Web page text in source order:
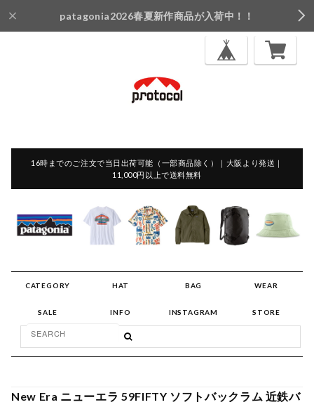
patagonia2026春夏新作商品が入荷中！！
16時までのご注文で当日出荷可能（一部商品除く）｜大阪より発送｜
11,000円以上で送料無料
CATEGORY HAT BAG WEAR
SALE INFO INSTAGRAM STORE
New Era ニューエラ 59FIFTY ソフトバックラム 近鉄バ